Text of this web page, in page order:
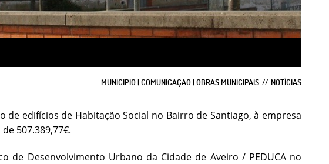
MUNICIPIO | COMUNICAÇÃO | OBRAS MUNICIPAIS NOTÍCIAS
edifícios de Habitação Social no Bairro de Santiago, à empresa
507.389,77€.
de Desenvolvimento Urbano da Cidade de Aveiro / PEDUCA no